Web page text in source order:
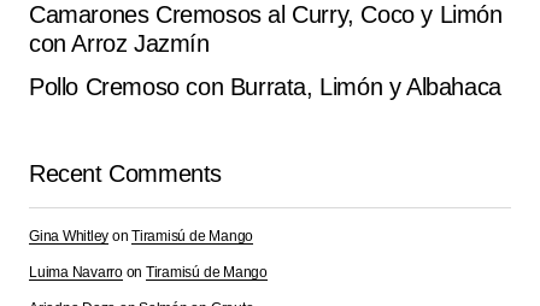
Camarones Cremosos al Curry, Coco y Limón
con Arroz Jazmín
Pollo Cremoso con Burrata, Limón y Albahaca
Recent Comments
Gina Whitley onTiramisú de Mango
Luima Navarroon Tiramisú de Mango